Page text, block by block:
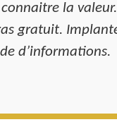
la
gratuit.
d’informations.